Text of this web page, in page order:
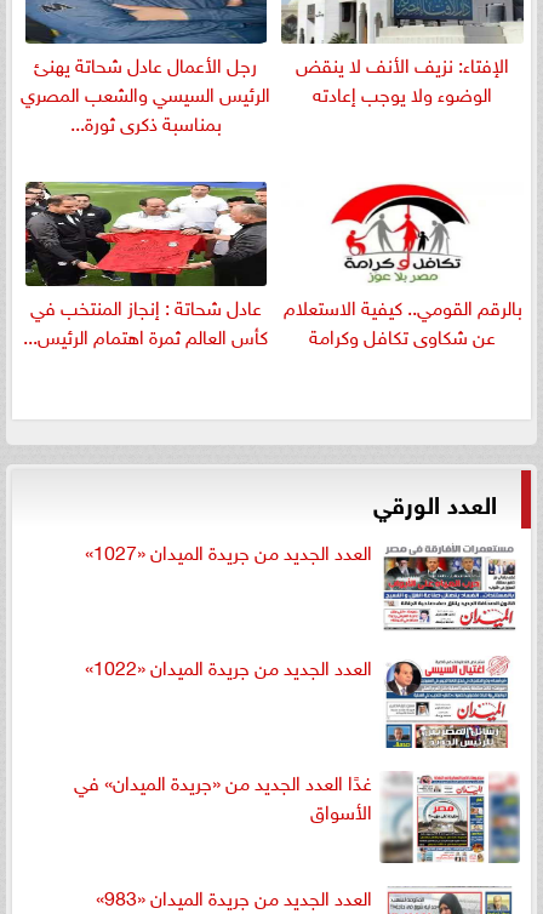
الإفتاء: نزيف الأنف لا ينقض
الوضوء ولا يوجب إعادته
رجل الأعمال عادل شحاتة يهنئ
الرئيس السيسي والشعب المصري
بمناسبة ذكرى ثورة...
بالرقم القومي.. كيفية الاستعلام
عن شكاوى تكافل وكرامة
عادل شحاتة : إنجاز المنتخب في
كأس العالم ثمرة اهتمام الرئيس...
العدد الورقي
العدد الجديد من جريدة الميدان «1027»
العدد الجديد من جريدة الميدان «1022»
غدًا العدد الجديد من «جريدة الميدان» في
الأسواق
العدد الجديد من جريدة الميدان «983»